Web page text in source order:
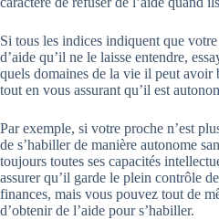
Si tous les indices indiquent que
d’aide qu’il ne le laisse entendre,
quels domaines de la vie il peut avoir
tout en vous assurant qu’il est
Par exemple, si votre proche n’est
de s’habiller de manière autonome
toujours toutes ses capacités
assurer qu’il garde le plein contrôle
finances, mais vous pouvez tout de
d’obtenir de l’aide pour s’habiller.